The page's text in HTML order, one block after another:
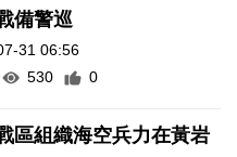
備警巡
31 06:56
530 0
區組織海空兵力在黃岩